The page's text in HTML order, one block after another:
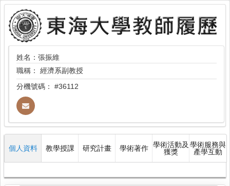
姓名：張振維
職稱： 經濟系副教授
分機號碼： #36112
個人資料 教學授課 研究計畫 學術著作 學術活動及
獲獎
學術服務與
產學互動